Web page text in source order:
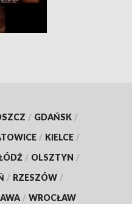
/ GDAŃSK /
/ KIELCE /
/ OLSZTYN /
/ RZESZÓW /
/ WROCŁAW